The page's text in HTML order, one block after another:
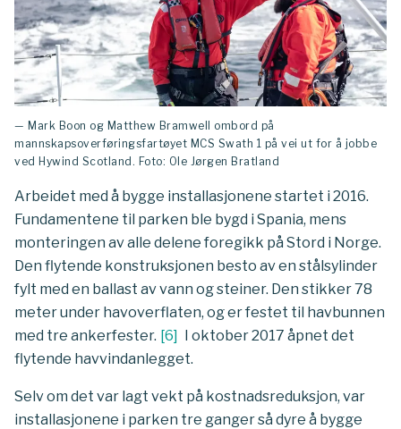
— Mark Boon og Matthew Bramwell ombord på
mannskapsoverføringsfartøyet MCS Swath 1 på vei ut for å jobbe
ved Hywind Scotland. Foto: Ole Jørgen Bratland
Arbeidet med å bygge installasjonene startet i 2016.
Fundamentene til parken ble bygd i Spania, mens
monteringen av alle delene foregikk på Stord i Norge.
Den flytende konstruksjonen besto av en stålsylinder
fylt med en ballast av vann og steiner. Den stikker 78
meter under havoverflaten, og er festet til havbunnen
med tre ankerfester. [6] I oktober 2017 åpnet det
flytende havvindanlegget.
Selv om det var lagt vekt på kostnadsreduksjon, var
installasjonene i parken tre ganger så dyre å bygge